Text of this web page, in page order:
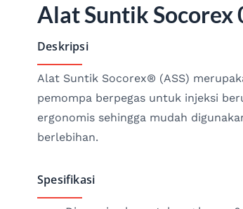
Alat Suntik Socorex
Deskripsi
Alat Suntik Socorex® (ASS)
pemompa berpegas untuk injeksi
ergonomis sehingga mudah
berlebihan.
Spesifikasi